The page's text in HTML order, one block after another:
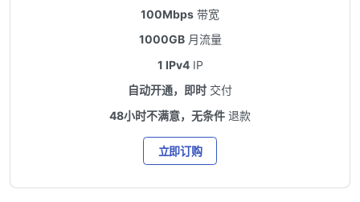
100Mbps 带宽
1000GB月流量
1 IPv4IP
自动开通，即时 交付
48小时不满意，无条件 退款
立即订购